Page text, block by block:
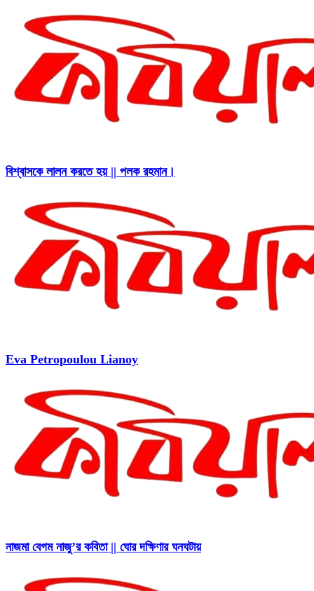
বিশ্বাসকে লালন করতে হয় || পলক রহমান।
Eva Petropoulou Lianoy
নাজমা বেগম নাজু’র কবিতা || ঘোর দক্ষিণার ঘনঘটায়